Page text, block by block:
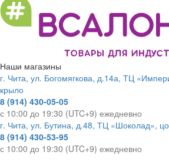
Наши магазины
г. Чита, ул. Богомягкова, д.14а, ТЦ
крыло
8 (914) 430-05-05
с 10:00 до 19:30 (UTC+9) ежедневно
г. Чита, ул. Бутина, д.48, ТЦ «Шоколад»,
8 (914) 430-53-95
с 10:00 до 19:30 (UTC+9) ежедневно